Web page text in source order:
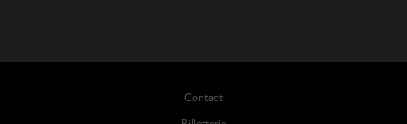
Contact